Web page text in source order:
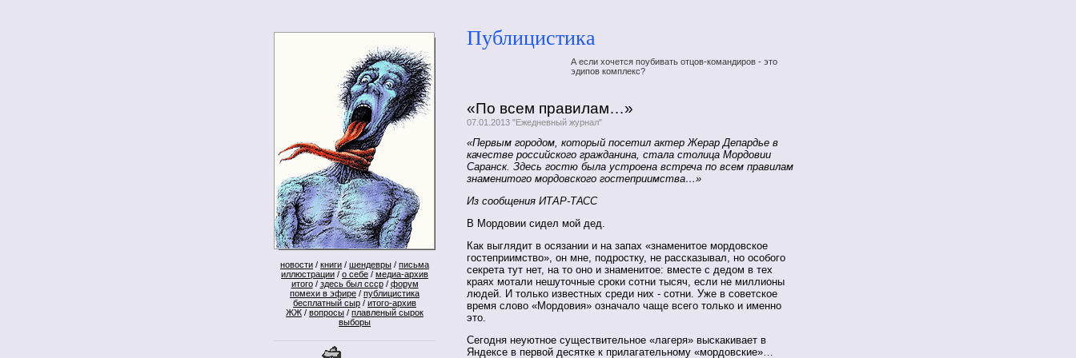
новости / книги / шендевры / письма
иллюстрации / о себе / медиа-архив
итого/ здесь был ссср/ форум
помехи в эфире / публицистика
бесплатный сыр / итого-архив
ЖЖ / вопросы / плавленый сырок
выборы
Публицистика
А если хочется поубивать отцов-командиров - это
эдипов комплекс?
«По всем правилам…»
07.01.2013 "Ежедневный журнал"
«Первым городом, который посетил актер Жерар Депардье в
качестве российского гражданина, стала столица Мордовии
Саранск. Здесь гостю была устроена встреча по всем правилам
знаменитого мордовского гостеприимства…»
Из сообщения ИТАР-ТАСС
В Мордовии сидел мой дед.
Как выглядит в осязании и на запах «знаменитое мордовское
гостеприимство», он мне, подростку, не рассказывал, но особого
секрета тут нет, на то оно и знаменитое: вместе с дедом в тех
краях мотали нешуточные сроки сотни тысяч, если не миллионы
людей. И только известных среди них - сотни. Уже в советское
время слово «Мордовия» означало чаще всего только и именно
это.
Сегодня неуютное существительное «лагеря» выскакивает в
Яндексе в первой десятке к прилагательному «мордовские»…